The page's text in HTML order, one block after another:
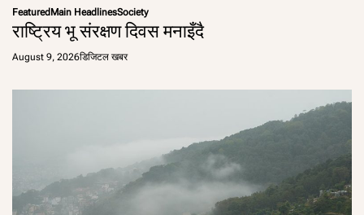
FeaturedMain HeadlinesSociety
राष्ट्रिय भू संरक्षण दिवस मनाइँदै
August 9, 2026डिजिटल खबर